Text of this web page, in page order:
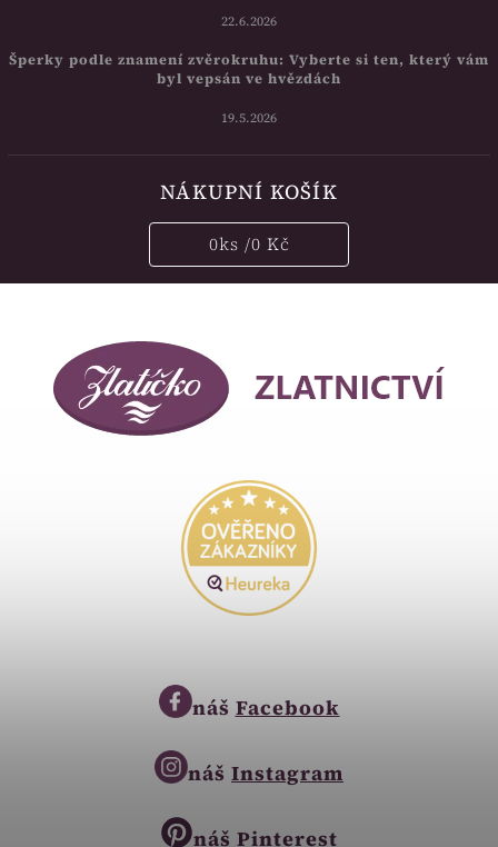
22.6.2026
Šperky podle znamení zvěrokruhu: Vyberte si ten, který vám
byl vepsán ve hvězdách
19.5.2026
NÁKUPNÍ KOŠÍK
0ks /0 Kč
náš Facebook
náš Instagram
náš Pinterest